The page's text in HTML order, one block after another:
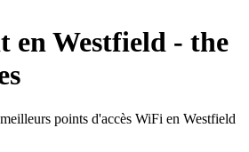
enWestfield - the
points d'accès WiFi en Westfield